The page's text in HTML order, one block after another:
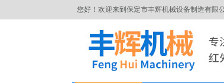
您好！欢迎来到保定市丰辉机械设备制造有限